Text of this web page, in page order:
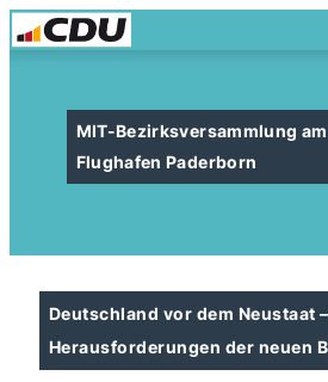
MIT-Bezirksversammlung am
Flughafen Paderborn
Deutschland vor dem Neustaat
Herausforderungen der neuen